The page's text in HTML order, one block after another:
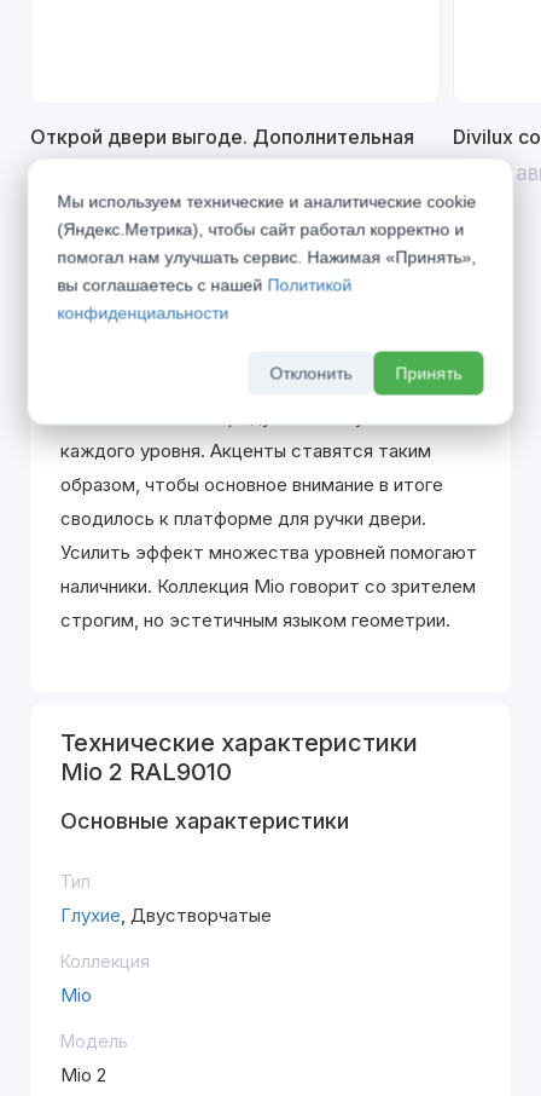
Открой двери выгоде. Дополнительная
скидка 10% на межкомнатные двери при
покупке входной двери
До 31 августа 2026 г
Divilux
До 31
каждого уровня. Акценты ставятся таким
образом, чтобы основное внимание в итоге
сводилось к платформе для ручки двери.
Усилить эффект множества уровней помогают
наличники. Коллекция Mio говорит со зрителем
строгим, но эстетичным языком геометрии.
Технические характеристики
Mio 2 RAL9010
Основные характеристики
Тип
Глухие, Двустворчатые
Коллекция
Mio
Модель
Mio 2
Мы используем технические и аналитические cookie
(Яндекс.Метрика), чтобы сайт работал корректно и
помогал нам улучшать сервис. Нажимая «Принять»,
вы соглашаетесь с нашей Политикой
конфиденциальности
Отклонить Принять